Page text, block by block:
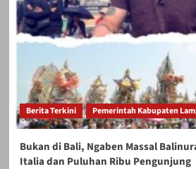
Berita Terkini Pemerintah Kabupaten
Bukan di Bali, Ngaben Massal
Italia dan Puluhan Ribu Pengunjung